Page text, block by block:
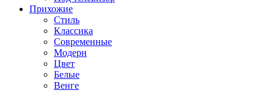
Прихожие
Стиль
Классика
Современные
Модерн
Цвет
Белые
Венге